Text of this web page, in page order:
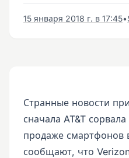
15 января 2018 г. в 17:45•
Странные новости
сначала AT&T
продаже смартфонов
сообщают, что